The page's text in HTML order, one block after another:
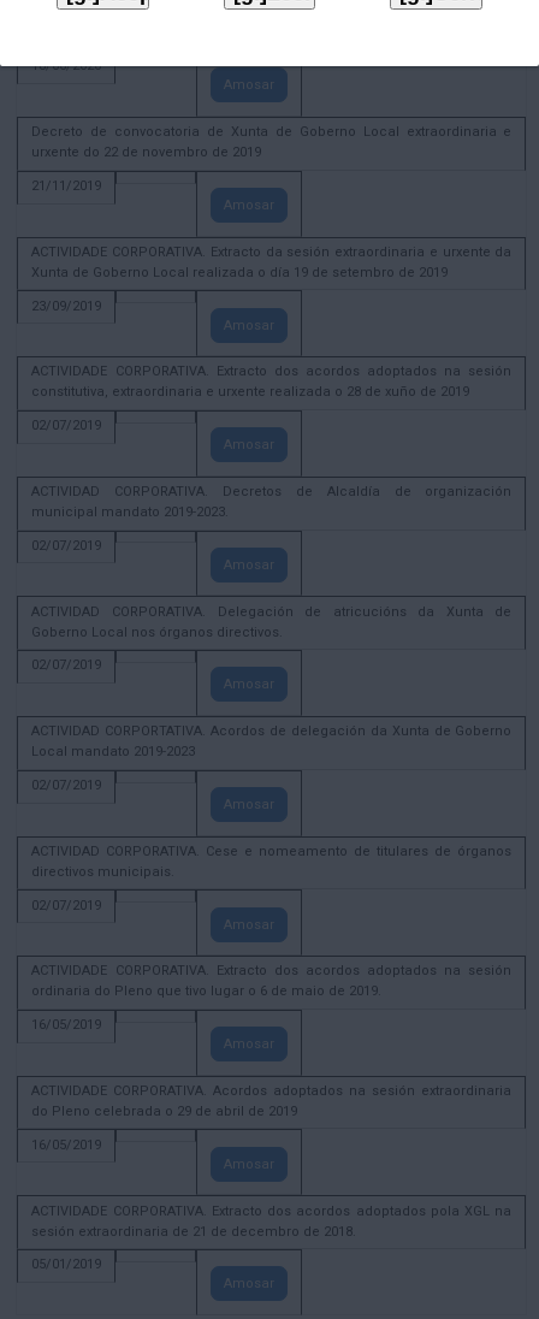
ACTIVIDADE CORPORATIVA. Extracto da Xunta de Goberno Local de 17 de
18/06/2020
Amosar
Decreto de convocatoria de Xunta de Goberno Local extraordinaria e
urxente do 22 de novembro de 2019
21/11/2019
Amosar
ACTIVIDADE CORPORATIVA. Extracto da sesión extraordinaria e urxente da
Xunta de Goberno Local realizada o día 19 de setembro de 2019
23/09/2019
Amosar
ACTIVIDADE CORPORATIVA. Extracto dos acordos adoptados na sesión
constitutiva, extraordinaria e urxente realizada o 28 de xuño de 2019
02/07/2019
Amosar
ACTIVIDAD CORPORATIVA. Decretos de Alcaldía de organización
municipal mandato 2019-2023.
02/07/2019
Amosar
ACTIVIDAD CORPORATIVA. Delegación de atricucións da Xunta de
Goberno Local nos órganos directivos.
02/07/2019
Amosar
ACTIVIDAD CORPORTATIVA. Acordos de delegación da Xunta de Goberno
Local mandato 2019-2023
02/07/2019
Amosar
ACTIVIDAD CORPORATIVA. Cese e nomeamento de titulares de órganos
directivos municipais.
02/07/2019
Amosar
ACTIVIDADE CORPORATIVA. Extracto dos acordos adoptados na sesión
ordinaria do Pleno que tivo lugar o 6 de maio de 2019.
16/05/2019
Amosar
ACTIVIDADE CORPORATIVA. Acordos adoptados na sesión extraordinaria
do Pleno celebrada o 29 de abril de 2019
16/05/2019
Amosar
ACTIVIDADE CORPORATIVA. Extracto dos acordos adoptados pola XGL na
sesión extraordinaria de 21 de decembro de 2018.
05/01/2019
Amosar